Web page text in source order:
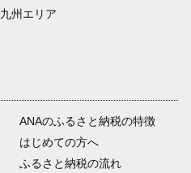
九州エリア
ANAのふるさと納税の特徴
はじめての方へ
ふるさと納税の流れ